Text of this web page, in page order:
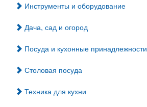
Инструменты и оборудование
Дача, сад и огород
Посуда и кухонные принадлежности
Столовая посуда
Техника для кухни